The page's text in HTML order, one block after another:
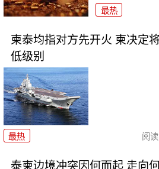
最热
柬泰均指对方先开火 柬决定
低级别
最热 阅读
泰柬边境冲突因何而起 走向